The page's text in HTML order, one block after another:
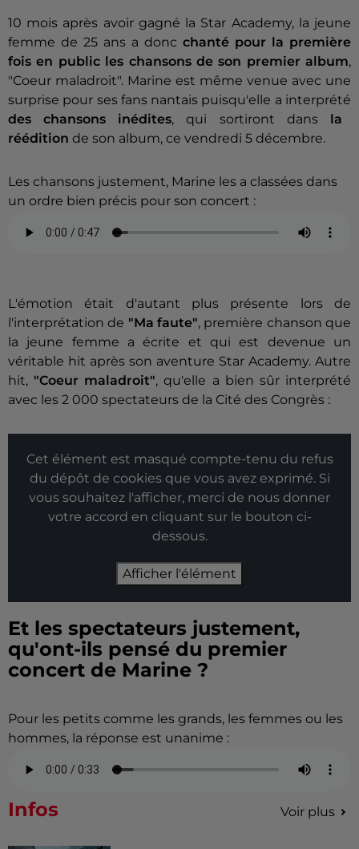
10 mois après avoir gagné la Star Academy, la jeune
femme de 25 ans a donc chanté pour la première
fois en public les chansons de son premier album,
"Coeur maladroit". Marine est même venue avec une
surprise pour ses fans nantais puisqu'elle a interprété
des chansons inédites, qui sortiront dans
la
réédition de son album, ce vendredi 5 décembre.
Les chansons justement, Marine les a classées dans
un ordre bien précis pour son concert :
L'émotion était d'autant plus présente lors de
l'interprétation de "Ma faute", première chanson que
la jeune femme a écrite et qui est devenue un
véritable hit après son aventure Star Academy. Autre
hit, "Coeur maladroit", qu'elle a bien sûr interprété
avec les 2 000 spectateurs de la Cité des Congrès :
Cet élément est masqué compte-tenu du refus
du dépôt de cookies que vous avez exprimé. Si
vous souhaitez l'afficher, merci de nous donner
votre accord en cliquant sur le bouton ci-
dessous.
Afficher l'élément
Et les spectateurs justement,
qu'ont-ils pensé du premier
concert de Marine ?
Pour les petits comme les grands, les femmes ou les
hommes, la réponse est unanime :
Infos Voir plus